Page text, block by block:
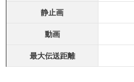
静止画
動画
最大伝送距離